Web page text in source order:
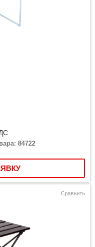
84722
Сравнить